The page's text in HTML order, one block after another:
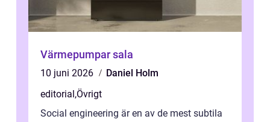
Värmepumpar sala
10 juni 2026
Daniel Holm
editorial ,Övrigt
Social engineering är en av de mest subtila